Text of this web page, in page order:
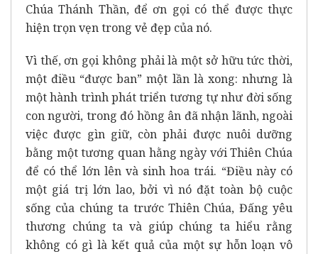
Chúa Thánh Thần, để ơn gọi có thể được thực
hiện trọn vẹn trong vẻ đẹp của nó.
Vì thế, ơn gọi không phải là một sở hữu tức thời,
một điều “được ban” một lần là xong: nhưng là
một hành trình phát triển tương tự như đời sống
con người, trong đó hồng ân đã nhận lãnh, ngoài
việc được gìn giữ, còn phải được nuôi dưỡng
bằng một tương quan hằng ngày với Thiên Chúa
để có thể lớn lên và sinh hoa trái. “Điều này có
một giá trị lớn lao, bởi vì nó đặt toàn bộ cuộc
sống của chúng ta trước Thiên Chúa, Đấng yêu
thương chúng ta và giúp chúng ta hiểu rằng
không có gì là kết quả của một sự hỗn loạn vô